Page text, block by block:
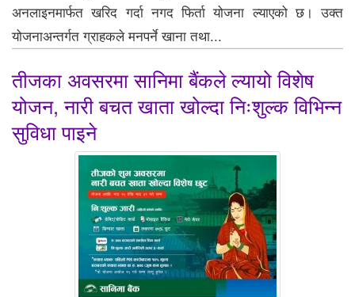
अनलाइनमार्फत खरिद गर्दा नगद फिर्ता योजना ल्याएको छ। उक्त
योजनाअन्तर्गत ग्राहकले मनपर्ने खाना तथा...
तीजका अवसरमा सानिमा बैंकले ल्यायो विशेष
योजन, नारी बचत खाता खोल्दा निःशुल्क विभिन्न
सुविधा पाइने